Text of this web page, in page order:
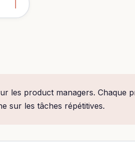
les product managers. Chaque
sur les tâches répétitives.